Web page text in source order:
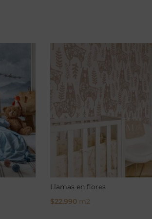
Llamas en flores
$22.990 m2